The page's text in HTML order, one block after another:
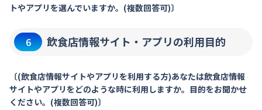
トやアプリを選んでいますか。(複数回答可)〕
6 飲食店情報サイト・アプリの利用目的
〔(飲食店情報サイトやアプリを利用する方)あなたは飲食店情報
サイトやアプリをどのような時に利用しますか。目的をお聞かせ
ください。(複数回答可)〕